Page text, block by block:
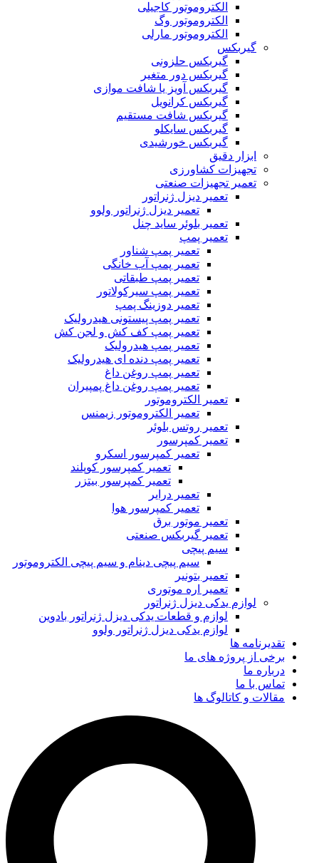
الکتروموتور کاجیلی
الکتروموتور وگ
الکتروموتور مارلی
گیربکس
گیربکس حلزونی
گیربکس دور متغیر
گیربکس آویز یا شافت موازی
گیربکس کرانویل
گیربکس شافت مستقیم
گیربکس سایکلو
گیربکس خورشیدی
ابزار دقیق
تجهیزات کشاورزی
تعمیر تجهیزات صنعتی
تعمیر دیزل ژنراتور
تعمیر دیزل ژنراتور ولوو
تعمیر بلوئر ساید چنل
تعمیر پمپ
تعمیر پمپ شناور
تعمیر پمپ آب خانگی
تعمیر پمپ طبقاتی
تعمیر پمپ سیرکولاتور
تعمیر دوزینگ پمپ
تعمیر پمپ پیستونی هیدرولیک
تعمیر پمپ کف کش و لجن کش
تعمیر پمپ هیدرولیک
تعمیر پمپ دنده ای هیدرولیک
تعمیر پمپ روغن داغ
تعمیر پمپ روغن داغ پمپیران
تعمیر الکتروموتور
تعمیر الکتروموتور زیمنس
تعمیر روتس بلوئر
تعمیر کمپرسور
تعمیر کمپرسور اسکرو
تعمیر کمپرسور کوپلند
تعمیر کمپرسور بیتزر
تعمیر درایر
تعمیر کمپرسور هوا
تعمیر موتور برق
تعمیر گیربکس صنعتی
سیم پیچی
سیم پیچی دینام و سیم پیچی الکتروموتور
تعمیر بتونیر
تعمیر اره موتوری
لوازم یدکی دیزل ژنراتور
لوازم و قطعات یدکی دیزل ژنراتور بادوین
لوازم یدکی دیزل ژنراتور ولوو
تقدیرنامه ها
برخی از پروژه های ما
درباره ما
تماس با ما
مقالات و کاتالوگ ها